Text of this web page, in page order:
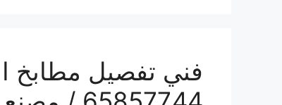
فني تفصيل مطابخ